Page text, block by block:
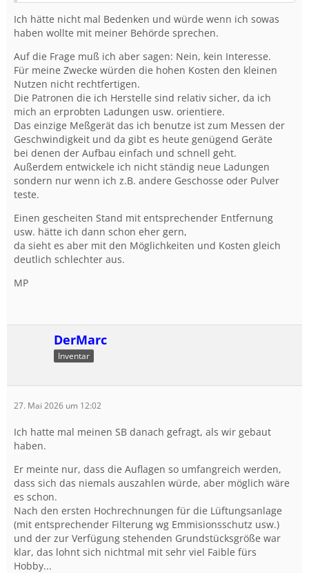
Ich hätte nicht mal Bedenken und würde wenn ich sowas
haben wollte mit meiner Behörde sprechen.
Auf die Frage muß ich aber sagen: Nein, kein Interesse.
Für meine Zwecke würden die hohen Kosten den kleinen
Nutzen nicht rechtfertigen.
Die Patronen die ich Herstelle sind relativ sicher, da ich
mich an erprobten Ladungen usw. orientiere.
Das einzige Meßgerät das ich benutze ist zum Messen der
Geschwindigkeit und da gibt es heute genügend Geräte
bei denen der Aufbau einfach und schnell geht.
Außerdem entwickele ich nicht ständig neue Ladungen
sondern nur wenn ich z.B. andere Geschosse oder Pulver
teste.
Einen gescheiten Stand mit entsprechender Entfernung
usw. hätte ich dann schon eher gern,
da sieht es aber mit den Möglichkeiten und Kosten gleich
deutlich schlechter aus.
MP
DerMarc
Inventar
27. Mai 2026 um 12:02
Ich hatte mal meinen SB danach gefragt, als wir gebaut
haben.
Er meinte nur, dass die Auflagen so umfangreich werden,
dass sich das niemals auszahlen würde, aber möglich wäre
es schon.
Nach den ersten Hochrechnungen für die Lüftungsanlage
(mit entsprechender Filterung wg Emmisionsschutz usw.)
und der zur Verfügung stehenden Grundstücksgröße war
klar, das lohnt sich nichtmal mit sehr viel Faible fürs
Hobby...